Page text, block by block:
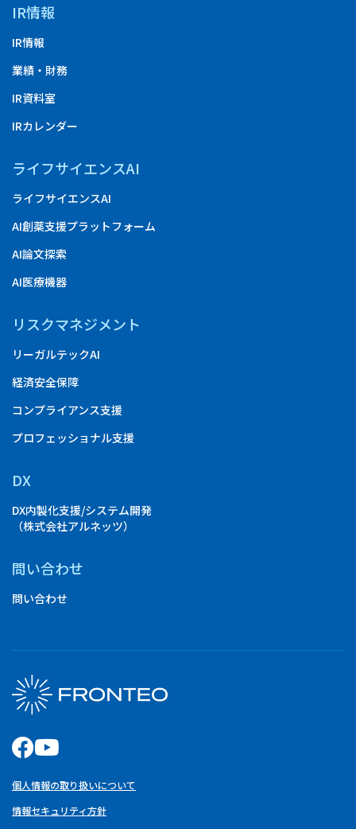
IR情報
IR情報
業績・財務
IR資料室
IRカレンダー
ライフサイエンスAI
ライフサイエンスAI
AI創薬支援プラットフォーム
AI論文探索
AI医療機器
リスクマネジメント
リーガルテックAI
経済安全保障
コンプライアンス支援
プロフェッショナル支援
DX
DX内製化支援/システム開発
（株式会社アルネッツ）
問い合わせ
問い合わせ
個人情報の取り扱いについて
情報セキュリティ方針